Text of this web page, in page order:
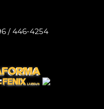
/ 446-4254